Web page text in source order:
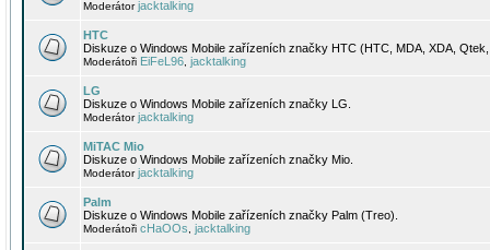
Moderátorjacktalking
HTC
Diskuze o Windows Mobile zařízeních značky HTC (HTC, MDA, XDA,
Moderátoři EiFeL96 jacktalking
LG
Diskuze o Windows Mobile zařízeních značky LG.
Moderátorjacktalking
MiTAC Mio
Diskuze o Windows Mobile zařízeních značky Mio.
Moderátorjacktalking
Palm
Diskuze o Windows Mobile zařízeních značky Palm (Treo).
Moderátoři cHaOOs jacktalking